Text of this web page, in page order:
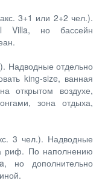
3+1 или 2+2 чел.).
Villa, но бассейн
Надводные отдельно
king-size, ванная
открытом воздухе,
зона отдыха,
3 чел.). Надводные
риф. По наполнению
но дополнительно